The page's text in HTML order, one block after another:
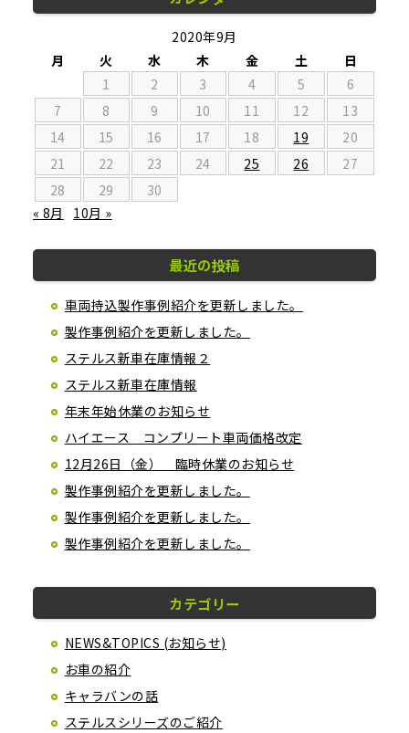
2020年9月
月
火 水 木 金 土
日
1
2 3 4 5
6
7
8 9 10 11 12
13
14
15 16 17 18 19
20
21
22 23 24 25 26
27
28
29
30
« 8月
10月 »
最近の投稿
車両持込製作事例紹介を更新しました。
製作事例紹介を更新しました。
ステルス新車在庫情報２
ステルス新車在庫情報
年末年始休業のお知らせ
ハイエース コンプリート車両価格改定
12月26日（金） 臨時休業のお知らせ
製作事例紹介を更新しました。
製作事例紹介を更新しました。
製作事例紹介を更新しました。
カテゴリー
NEWS&TOPICS (お知らせ)
お車の紹介
キャラバンの話
ステルスシリーズのご紹介